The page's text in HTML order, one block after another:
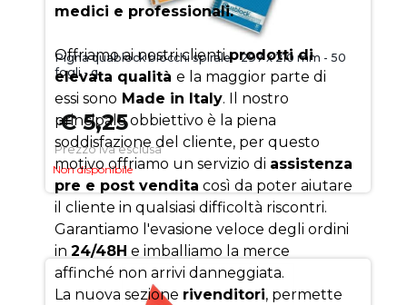
Pigna quablock blocchi spirale - 297 x 210 mm - 50
fogli - q
€ 5,25
Prezzo iva esclusa
Non disponibile
medici e professionali.
Offriamo ai nostri clientiprodotti di
elevata qualità e la maggior parte di
essi sono Made in Italy. Il nostro
principale obbiettivo è la piena
soddisfazione del cliente, per questo
motivo offriamo un servizio di assistenza
pre e post vendita così da poter aiutare
il cliente in qualsiasi difficoltà riscontri.
Garantiamo l'evasione veloce degli ordini
in 24/48H e imballiamo la merce
affinché non arrivi danneggiata.
La nuova sezione rivenditori, permette